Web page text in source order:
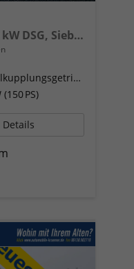
Executive 1,5 TSI Mild Hybrid 110 kW DSG, Sieben Sitzer, Navigationssystem, Metallfarbe, Klimaautomatik 3 Zonen,, 18 Zoll Alufelgen,Sitzheizung,LED, Phone BOX, Sun Set, Virtual Cockpit, Rückkamera, 4J. Garantie
Doppelkupplungsgetriebe (DSG)
(150 PS)
Details